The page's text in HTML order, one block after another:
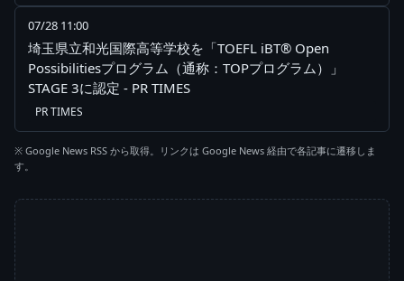
07/28 11:00
埼玉県立和光国際高等学校を「TOEFL iBT® Open
Possibilitiesプログラム（通称：TOPプログラム）」
STAGE 3に認定 - PR TIMES
PR TIMES
※ Google News RSS から取得。リンクは Google News 経由で各記事に遷移しま
す。